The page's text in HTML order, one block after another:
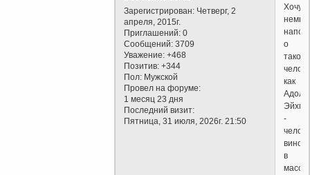
Зарегистрирован: Четверг, 2
апреля, 2015г.
Приглашений: 0
Сообщений: 3709
Уважение: +468
Позитив: +344
Пол: Мужской
Провел на форуме:
1 месяц 23 дня
Последний визит:
Пятница, 31 июля, 2026г. 21:50
Хочу
о
таком
как
-
в